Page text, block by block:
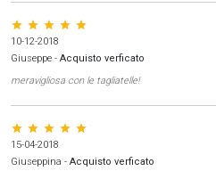
star star star star star
10-12-2018
Giuseppe - Acquisto verficato
meravigliosa con le tagliatelle!
star star star star star
15-04-2018
Giuseppina - Acquisto verficato